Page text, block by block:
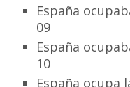
España
09
España
10
España ocupa